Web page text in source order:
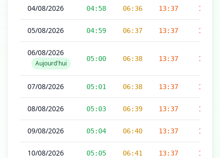
04/08/2026 04:58 06:36 13:37 17:16
05/08/2026 04:59 06:37 13:37 17:16
06/08/2026
Aujourd'hui
05:00 06:38 13:37 17:16
07/08/2026 05:01 06:38 13:37 17:16
08/08/2026 05:03 06:39 13:37 17:15
09/08/2026 05:04 06:40 13:37 17:15
10/08/2026 05:05 06:41 13:37 17:15